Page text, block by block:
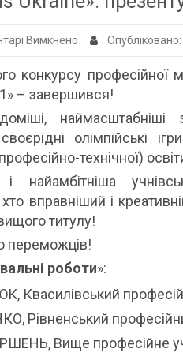
Вимкнено до
етап
«WorldSkills
Ukraine»:
презентуємо
переможців!
конкурсу професійної
– завершився!
наймасштабніші
олімпійські
технічної)
і найамбітніша
вправніший і
титулу!
переможців!
роботи»:
Квасилівський
Рівненський
Вище професійне